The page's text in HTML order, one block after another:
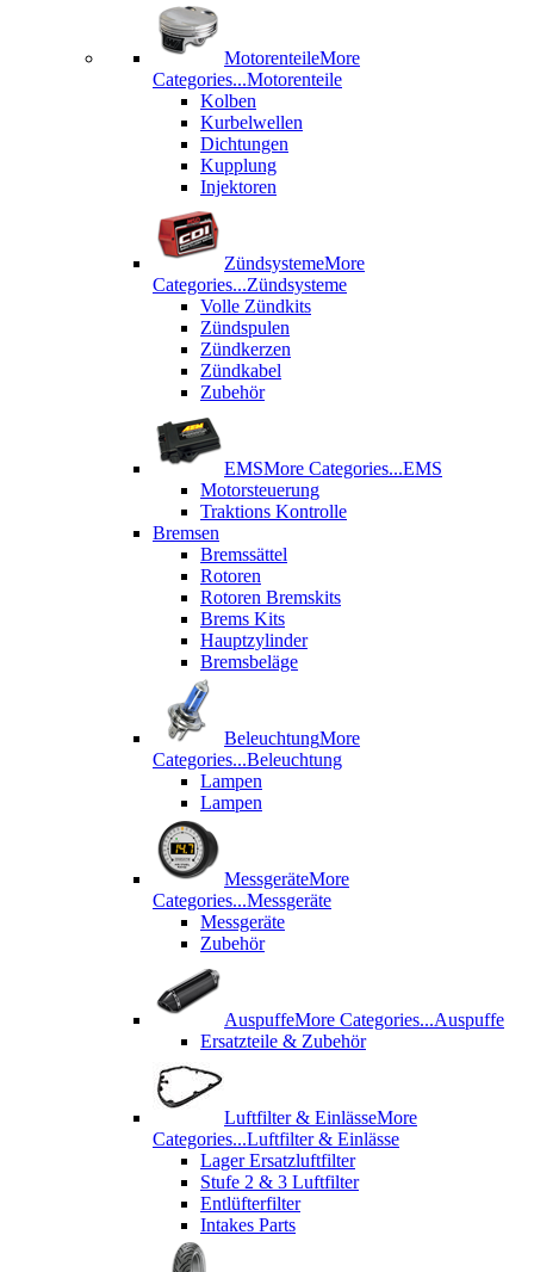
MotorenteileMore
Categories...Motorenteile
Kolben
Kurbelwellen
Dichtungen
Kupplung
Injektoren
ZündsystemeMore
Categories...Zündsysteme
Volle Zündkits
Zündspulen
Zündkerzen
Zündkabel
Zubehör
EMSMore Categories...EMS
Motorsteuerung
Traktions Kontrolle
Bremsen
Bremssättel
Rotoren
Rotoren Bremskits
Brems Kits
Hauptzylinder
Bremsbeläge
BeleuchtungMore
Categories...Beleuchtung
Lampen
Lampen
MessgeräteMore
Categories...Messgeräte
Messgeräte
Zubehör
AuspuffeMore Categories...Auspuffe
Ersatzteile & Zubehör
Luftfilter & EinlässeMore
Categories...Luftfilter & Einlässe
Lager Ersatzluftfilter
Stufe 2 & 3 Luftfilter
Entlüfterfilter
Intakes Parts